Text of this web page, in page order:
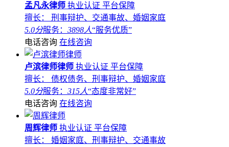
孟凡永律师 执业认证 平台保障
擅长： 刑事辩护、交通事故、婚姻家庭
5.0分服务： 3898人“服务优质”
电话咨询 在线咨询
卢滨律师律师 执业认证 平台保障
擅长： 债权债务、刑事辩护、婚姻家庭
5.0分服务： 315人“态度非常好”
电话咨询 在线咨询
周辉律师 执业认证 平台保障
擅长： 婚姻家庭、刑事辩护、交通事故